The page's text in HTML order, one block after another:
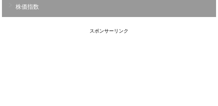
株価指数
スポンサーリンク